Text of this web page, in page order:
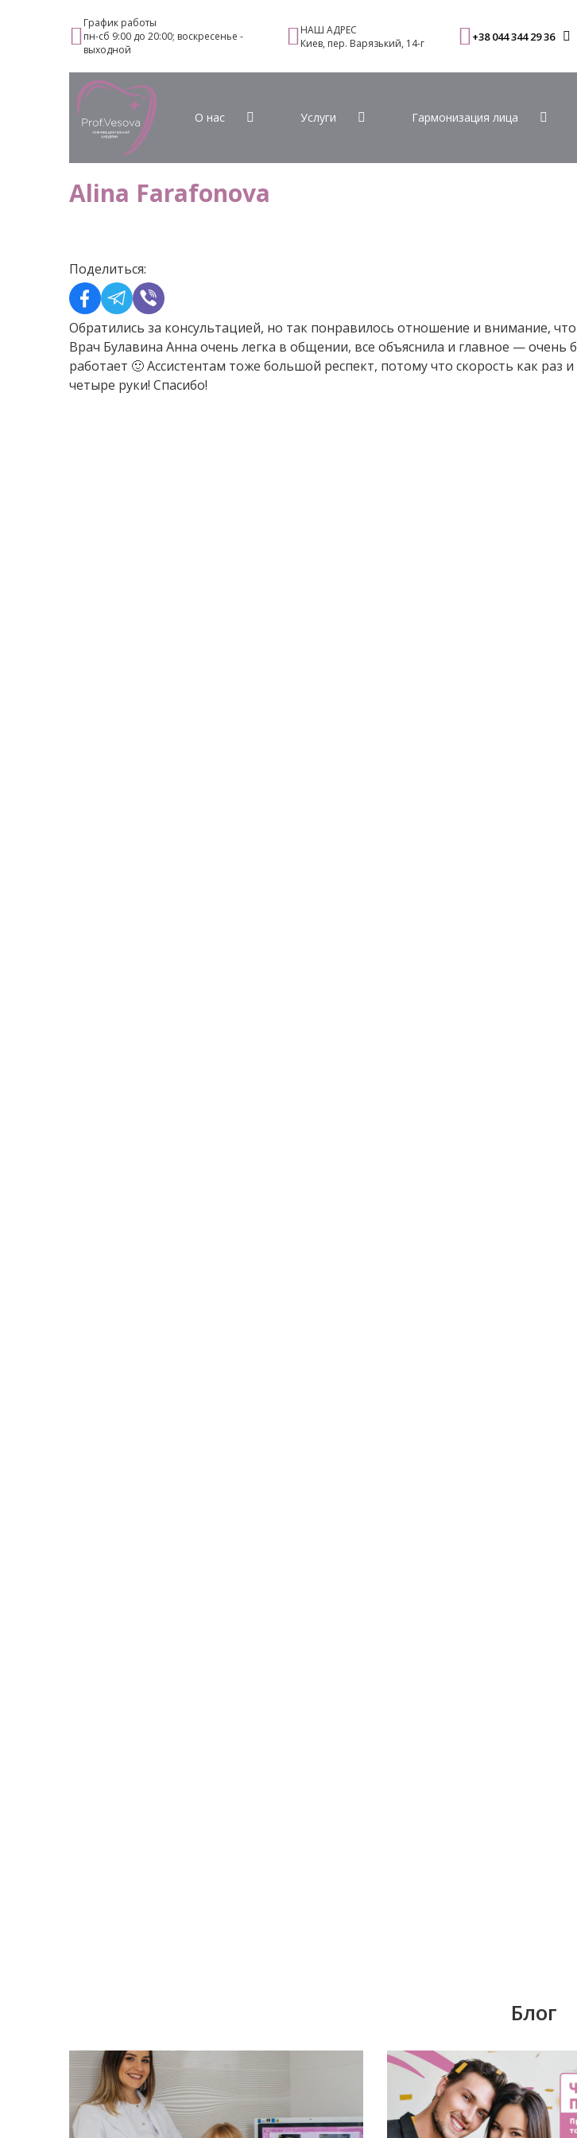
График работы
пн-сб 9:00 до 20:00; воскресенье -
выходной
НАШ АДРЕС
Киев, пер. Варязький, 14-г
+38 044 344 29 36
О нас Услуги Гармонизация лица
Alina Farafonova
Поделиться:
Обратились за консультацией, но так понравилось отношение и внимание, что
Врач Булавина Анна очень легка в общении, все объяснила и главное — очень
работает 🙂 Ассистентам тоже большой респект, потому что скорость как раз и
четыре руки! Спасибо!
Блог
Время задуматься о волшебном платье,
прическе, макияже. Позаботьтесь о
вашей улыбке, которая придаст вашему
Согласно данным из
каждого третьего
старше 25 лет